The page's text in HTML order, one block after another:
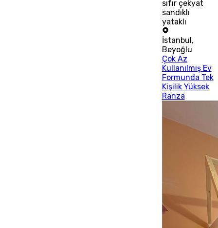
sıfır çekyat
sandıklı
yataklı
İstanbul ,
Beyoğlu
Çok Az
Kullanılmış Ev
Formunda Tek
Kişilik Yüksek
Ranza